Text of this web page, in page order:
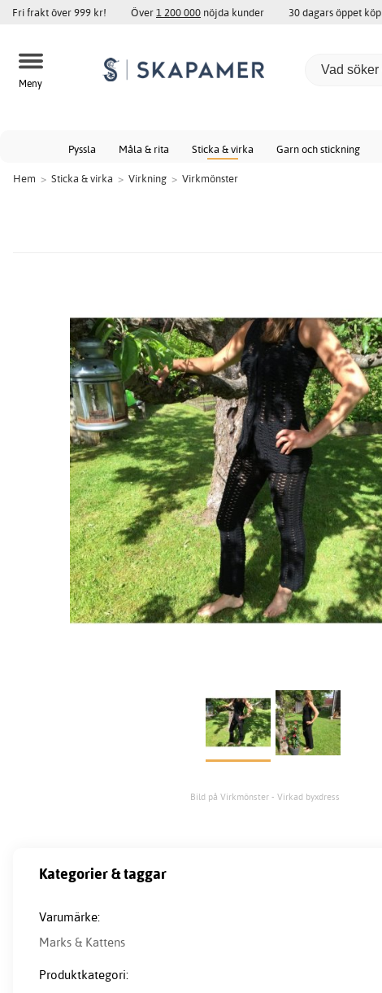
Fri frakt över 999 kr! Över1 200 000 nöjda kunder 30 dagars öppet köp
Meny
Pyssla Måla & rita Sticka & virka Garn och stickning
Hem > Sticka & virka > Virkning > Virkmönster
Bild på Virkmönster - Virkad byxdress
Kategorier & taggar
Varumärke:
Marks & Kattens
Produktkategori: